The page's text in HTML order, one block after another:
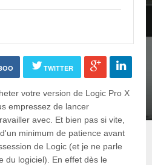
TWITTER
votre version de Logic Pro X
empressez de lancer
avec. Et bien pas si vite,
minimum de patience avant
de Logic (et je ne parle
du logiciel). En effet dès le